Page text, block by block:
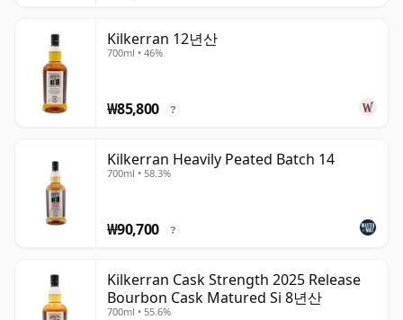
Kilkerran 12년산
700ml • 46%
₩85,800 ?
Kilkerran Heavily Peated Batch 14
700ml • 58.3%
₩90,700 ?
Kilkerran Cask Strength 2025 Release
Bourbon Cask Matured Si 8년산
700ml • 55.6%